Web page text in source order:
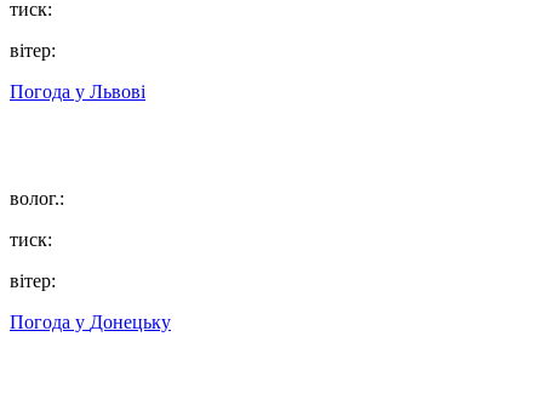
тиск:
вітер:
Погода у Львові
волог.:
тиск:
вітер:
Погода у Донецьку